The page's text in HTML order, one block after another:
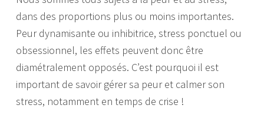
dans des proportions plus ou moins importantes.
Peur dynamisante ou inhibitrice, stress ponctuel ou
obsessionnel, les effets peuvent donc être
diamétralement opposés. C’est pourquoi il est
important de savoir gérer sa peur et calmer son
stress, notamment en temps de crise !